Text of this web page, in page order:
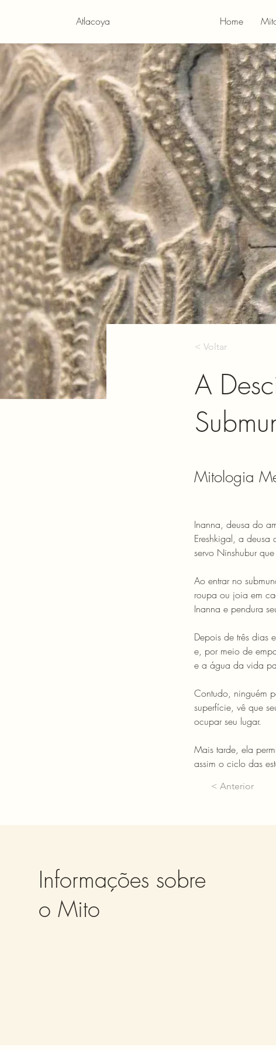
Atlacoya Home
< Voltar
A
Mitologia
Inanna, deusa do
Ereshkigal, a deusa
servo Ninshubur
Ao entrar no
roupa ou joia em
Inanna e pendura
Depois de três dias
e, por meio de
e a água da vida
Contudo, ninguém
superfície, vê que
ocupar seu lugar.
Mais tarde, ela
assim o ciclo das
< Anterior
Informações sobre
o Mito